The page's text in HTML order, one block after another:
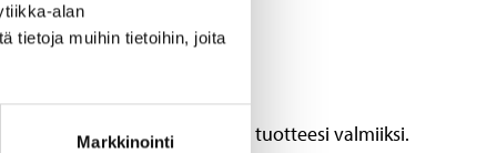
alan
tietoja muihin tietoihin, joita
Markkinointi
kautta. Henkilökunta kerää tuotteesi valmiiksi.